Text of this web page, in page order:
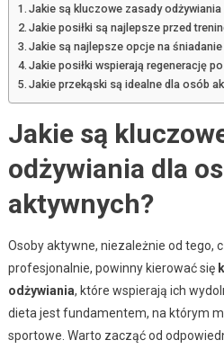
Jakie są kluczowe zasady
Jakie posiłki są najlepsze przed
Jakie są najlepsze opcje na
Jakie posiłki wspierają regenerację
Jakie przekąski są idealne dla osób
Jakie są
odżywiania dla
aktywnych?
Osoby aktywne, niezależnie od tego,
profesjonalnie, powinny kierować się
odżywiania, które wspierają ich
dieta jest fundamentem, na którym
sportowe. Warto zacząć od